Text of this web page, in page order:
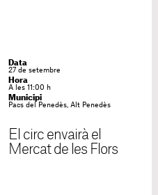
Data
27 de setembre
Hora
A les 11:00 h
Municipi
Pacs del Penedès, Alt Penedès
El circ envairà el
Mercat de les Flors